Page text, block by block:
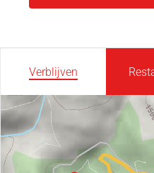
Verblijven